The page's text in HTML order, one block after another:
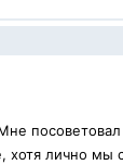
лично мы